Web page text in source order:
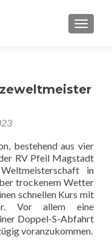
bestehend aus vier
RV Pfeil Magstadt
in
trockenem Wetter
schnellen Kurs mit
Vor allem eine
Doppel-S-Abfahrt
voranzukommen.